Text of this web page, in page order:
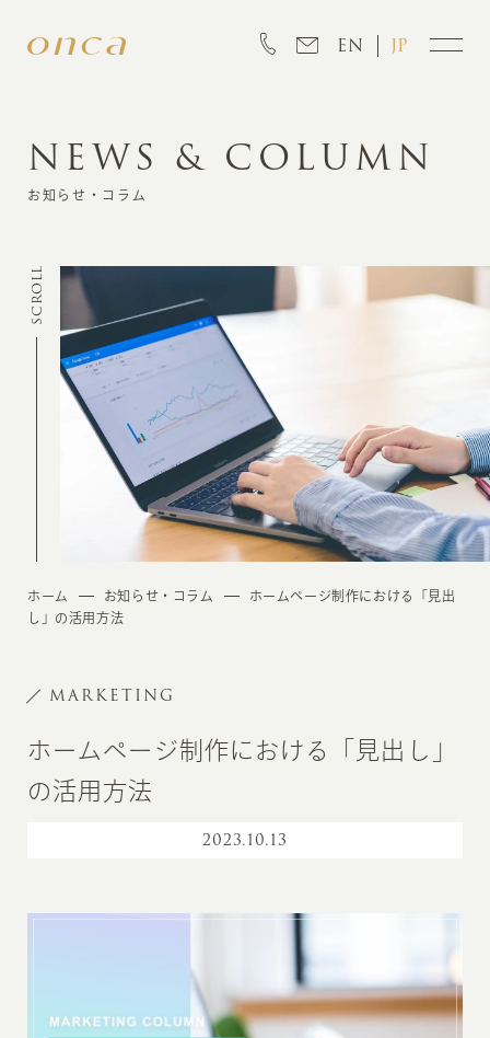
EN JP
INFORMATION
CREATION
MARKETING
NEWS & COLUMN
お知らせ・コラム
SCROLL
ホーム お知らせ・コラム
ホームページ制作における「見出
し」の活用方法
MARKETING
ホームページ制作における「見出し」
の活用方法
2023.10.13